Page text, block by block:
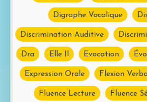
Digraphe Vocalique
Discrimination Auditive
Dra Elle Il Evocation
Expression Orale Flexion
Fluence Lecture Fluence